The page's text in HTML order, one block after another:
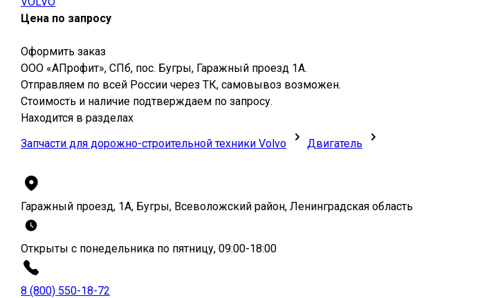
Цена по запросу
Оформить заказ
ООО «АПрофит», СПб, пос. Бугры, Гаражный проезд 1А.
Отправляем по всей России через ТК, самовывоз возможен.
Стоимость и наличие подтверждаем по запросу.
Находится в разделах
Запчасти для дорожно-строительной техники Volvo
Двигатель
Гаражный проезд, 1А, Бугры, Всеволожский район, Ленинградская область
Открыты с понедельника по пятницу, 09:00-18:00
8 (800) 550-18-72